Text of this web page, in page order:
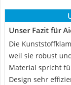
Unser Fazit für
Die
weil sie robust
Material spricht
Design sehr